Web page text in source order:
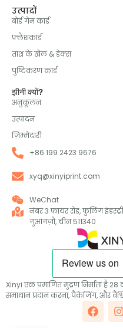
Xinyi एक प्रमाणित मुद्रण निर्माता है
समाधान प्रदान करना, पैकेजिंग, और
उत्पादों
बोर्ड गेम कार्ड
फ़्लैशकार्ड
ताश के खेल & डेक्स
पुष्टिकरण कार्ड
झीनी क्यों?
अनुकूलन
उत्पादन
ज़िम्मेदारी
+86 199 2423 9676
xyq@xinyiprint.com
WeChat
नंबर 3 फायर रोड, फुलिंग
गुआंगज़ौ, चीन 511340